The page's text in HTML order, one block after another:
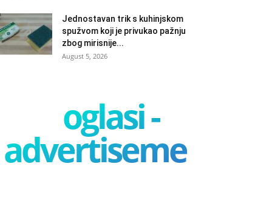
Jednostavan trik s kuhinjskom
spužvom koji je privukao pažnju
zbog mirisnije...
August 5, 2026
oglasi -
advertisement